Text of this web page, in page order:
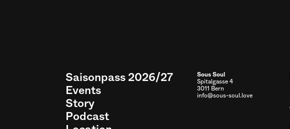
Saisonpass 2026/27
Events
Story
Podcast
Sous Soul
Spitalgasse 4
3011 Bern
info@sous-soul.love